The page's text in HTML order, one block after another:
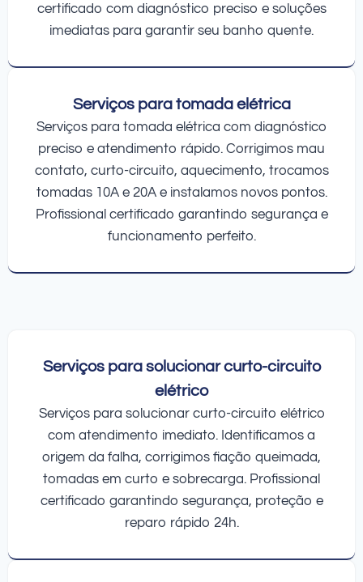
certificado com diagnóstico preciso e soluções
imediatas para garantir seu banho quente.
Serviços para tomada elétrica
Serviços para tomada elétrica com diagnóstico
preciso e atendimento rápido. Corrigimos mau
contato, curto-circuito, aquecimento, trocamos
tomadas 10A e 20A e instalamos novos pontos.
Profissional certificado garantindo segurança e
funcionamento perfeito.
Serviços para solucionar curto-circuito
elétrico
Serviços para solucionar curto-circuito elétrico
com atendimento imediato. Identificamos a
origem da falha, corrigimos fiação queimada,
tomadas em curto e sobrecarga. Profissional
certificado garantindo segurança, proteção e
reparo rápido 24h.